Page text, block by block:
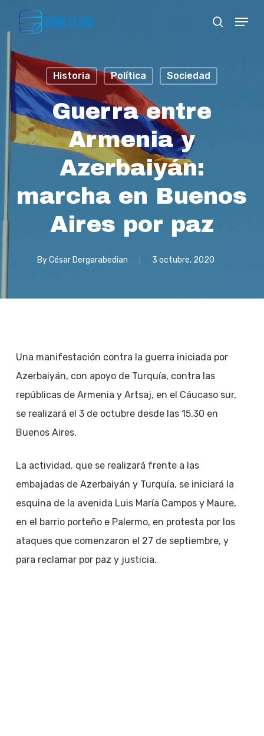
content
search
Menu
Historia Política Sociedad
Guerra entre
Armenia y
Azerbaiyán:
marcha en Buenos
Aires por paz
By César Dergarabedian 3 octubre, 2020
Una manifestación contra la guerra iniciada por
Azerbaiyán, con apoyo de Turquía, contra las
repúblicas de Armenia y Artsaj, en el Cáucaso sur,
se realizará el 3 de octubre desde las 15.30 en
Buenos Aires.
La actividad, que se realizará frente a las
embajadas de Azerbaiyán y Turquía, se iniciará la
esquina de la avenida Luis María Campos y Maure,
en el barrio porteño e Palermo, en protesta por los
ataques que comenzaron el 27 de septiembre, y
para reclamar por paz y justicia.